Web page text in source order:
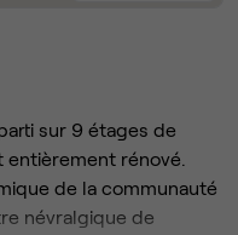
sur 9 étages de
rénové.
de la communauté
névralgique de